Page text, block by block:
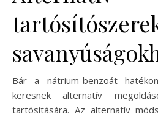
Bár a nátrium-benzoát
keresnek alternatív
tartósítására. Az alternatív